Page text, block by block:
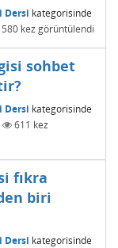
Dersi kategorisinde
580kez görüntülendi
sohbet
Dersi kategorisinde
611 kez
fıkra
biri
Dersi kategorisinde